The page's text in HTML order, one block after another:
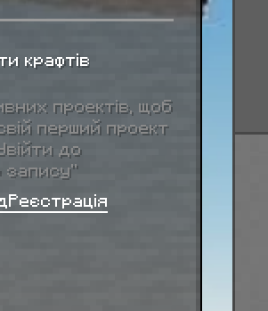
крафтів
проектів, щоб
перший проект
до
запису”
Реєстрація